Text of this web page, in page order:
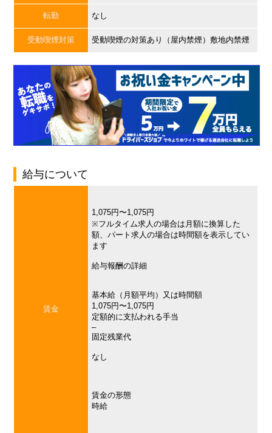
転勤 なし
受動喫煙対策 受動喫煙の対策あり（屋内禁煙）敷地内禁煙
給与について
賃金
1,075円〜1,075円
※フルタイム求人の場合は月額に換算した
額、パート求人の場合は時間額を表示してい
ます
給与報酬の詳細
基本給（月額平均）又は時間額
1,075円〜1,075円
定額的に支払われる手当
–
固定残業代
なし
賃金の形態
時給